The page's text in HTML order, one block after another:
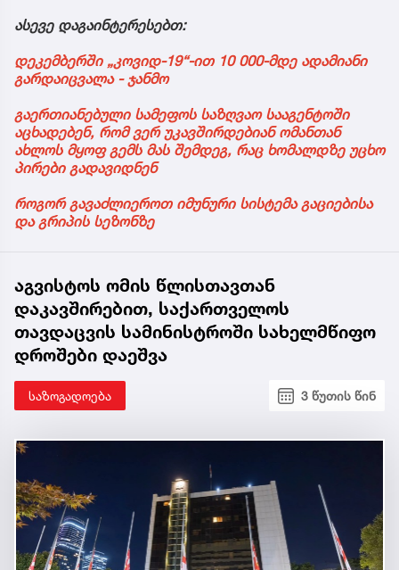
ასევე დაგაინტერესებთ:
დეკემბერში „კოვიდ-19“-ით 10 000-მდე ადამიანი
გარდაიცვალა - ჯანმო
გაერთიანებული სამეფოს საზღვაო სააგენტოში
აცხადებენ, რომ ვერ უკავშირდებიან ომანთან
ახლოს მყოფ გემს მას შემდეგ, რაც ხომალდზე უცხო
პირები გადავიდნენ
როგორ გავაძლიეროთ იმუნური სისტემა გაციებისა
და გრიპის სეზონზე
აგვისტოს ომის წლისთავთან
დაკავშირებით, საქართველოს
თავდაცვის სამინისტროში სახელმწიფო
დროშები დაეშვა
საზოგადოება 3 წუთის წინ